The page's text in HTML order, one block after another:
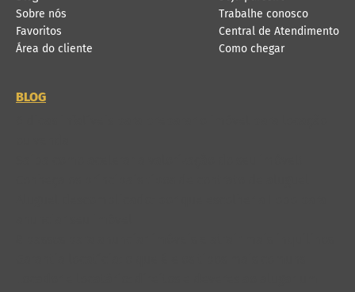
Sobre nós
Favoritos
Área do cliente
Trabalhe conosco
Central de Atendimento
Como chegar
BLOG